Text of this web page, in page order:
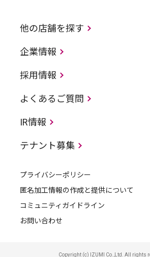
他の店舗を探す
企業情報
採用情報
よくあるご質問
IR情報
テナント募集
プライバシーポリシー
匿名加工情報の作成と提供について
コミュニティガイドライン
お問い合わせ
Copyright (c) IZUMI Co.,Ltd. All rights